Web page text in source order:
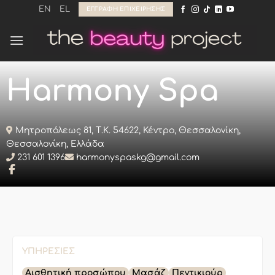
Μετάβαση
περιεχόμενο
EN EL ΕΓΓΡΑΦΉ ΕΠΙΧΕΊΡΗΣΗΣ
Harmony Spa
Μητροπόλεως 81, Τ.Κ. 54622, Κέντρο, Θεσσαλονίκη,
Θεσσαλονίκη, Ελλάδα
231 601 1396
harmonyspaskg@gmail.com
ΥΠΗΡΕΣΊΕΣ
Αισθητική προσώπου Μασάζ
Πεντικιούρ